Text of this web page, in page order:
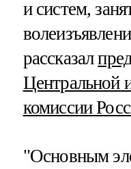
и систем,
рассказал
Центральной
комиссии
"Основным